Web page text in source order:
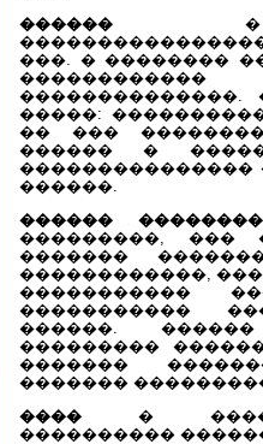
������ �
���. � ��������
��������������.
�����:
�� ���
������ �
���������������
������.
������
���������, ���
�������
������������,
�����������
�����������
������.
���������
�������
�������
���� �
����������